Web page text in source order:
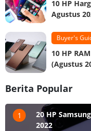
10 HP
Agustus
Buyer's
10 HP
(Agustus
Berita Popular
1
20 HP
2022